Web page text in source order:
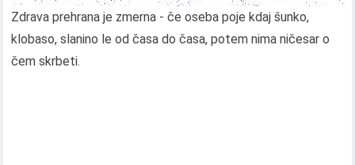
Zdrava prehrana je zmerna - če oseba poje kdaj šunko,
klobaso, slanino le od časa do časa, potem nima ničesar o
čem skrbeti.